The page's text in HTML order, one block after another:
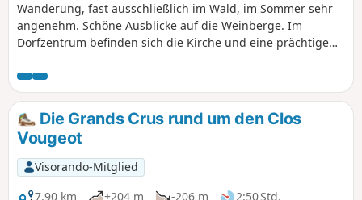
Wanderung, fast ausschließlich im Wald, im Sommer sehr
angenehm. Schöne Ausblicke auf die Weinberge. Im
Dorfzentrum befinden sich die Kirche und eine prächtige
Die Grands Crus rund um den Clos
Vougeot
Visorando-Mitglied
7,90 km
+204 m -206 m 2:50 Std.